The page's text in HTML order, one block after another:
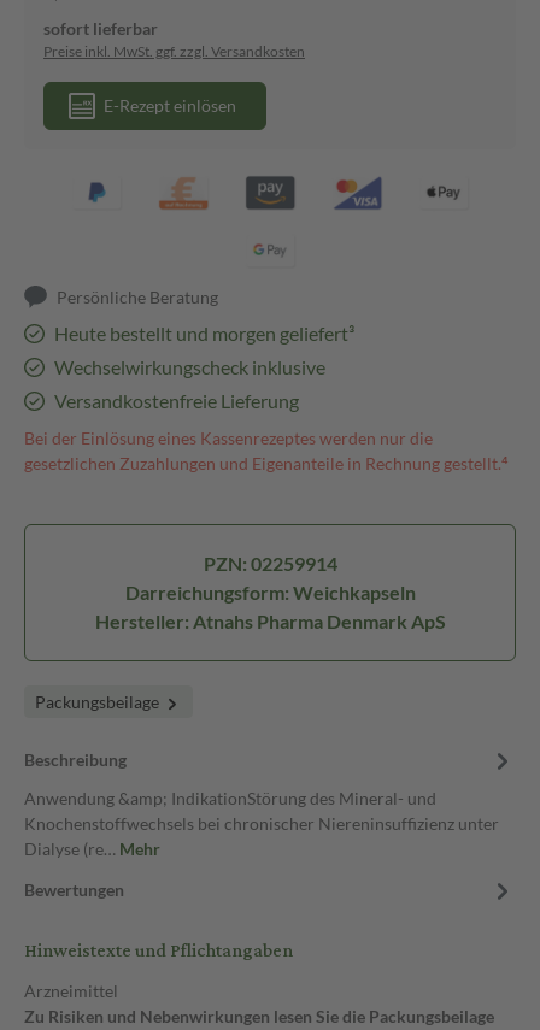
sofort lieferbar
Preise inkl. MwSt. ggf. zzgl. Versandkosten
E-Rezept einlösen
Persönliche Beratung
Heute bestellt und morgen geliefert³
Wechselwirkungscheck inklusive
Versandkostenfreie Lieferung
Bei der Einlösung eines Kassenrezeptes werden nur die
gesetzlichen Zuzahlungen und Eigenanteile in Rechnung gestellt.⁴
PZN: 02259914
Darreichungsform: Weichkapseln
Hersteller: Atnahs Pharma Denmark ApS
Packungsbeilage
Beschreibung
Anwendung &amp; IndikationStörung des Mineral- und
Knochenstoffwechsels bei chronischer Niereninsuffizienz unter
Dialyse (re… Mehr
Bewertungen
Hinweistexte und Pflichtangaben
Arzneimittel
Zu Risiken und Nebenwirkungen lesen Sie die Packungsbeilage